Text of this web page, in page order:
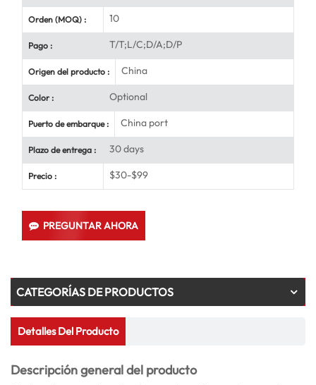
Orden (MOQ) : 10
Pago : T/T;L/C;D/A;D/P
Origen del producto : China
Color : Optional
Puerto de embarque : China port
Plazo de entrega : 30 days
Precio : $30-$99
PREGUNTAR AHORA
CATEGORÍAS DE PRODUCTOS
Detalles Del Producto
Descripción general del producto